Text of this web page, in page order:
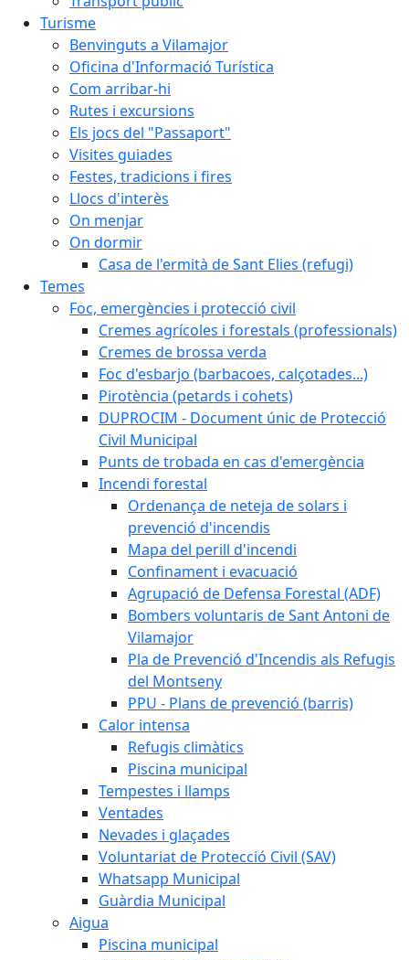
Turisme
Benvinguts a Vilamajor
Oficina d'Informació Turística
Com arribar-hi
Rutes i excursions
Els jocs del "Passaport"
Visites guiades
Festes, tradicions i fires
Llocs d'interès
On menjar
On dormir
Casa de l'ermità de Sant Elies (refugi)
Temes
Foc, emergències i protecció civil
Cremes agrícoles i forestals (professionals)
Cremes de brossa verda
Foc d'esbarjo (barbacoes, calçotades...)
Pirotència (petards i cohets)
DUPROCIM - Document únic de Protecció
Civil Municipal
Punts de trobada en cas d'emergència
Incendi forestal
Ordenança de neteja de solars i
prevenció d'incendis
Mapa del perill d'incendi
Confinament i evacuació
Agrupació de Defensa Forestal (ADF)
Bombers voluntaris de Sant Antoni de
Vilamajor
Pla de Prevenció d'Incendis als Refugis
del Montseny
PPU - Plans de prevenció (barris)
Calor intensa
Refugis climàtics
Piscina municipal
Tempestes i llamps
Ventades
Nevades i glaçades
Voluntariat de Protecció Civil (SAV)
Whatsapp Municipal
Guàrdia Municipal
Aigua
Piscina municipal